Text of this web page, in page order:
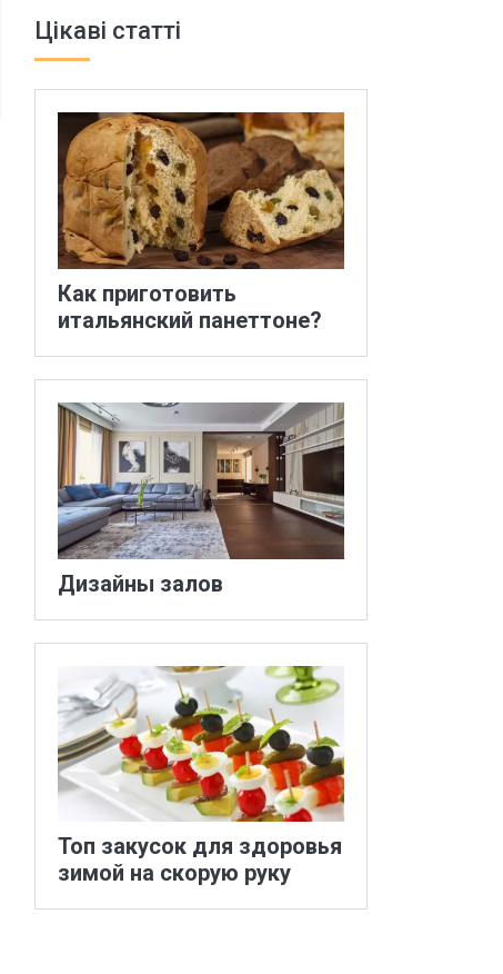
Цікаві статті
Как приготовить
итальянский панеттоне?
Дизайны залов
Топ закусок для здоровья
зимой на скорую руку